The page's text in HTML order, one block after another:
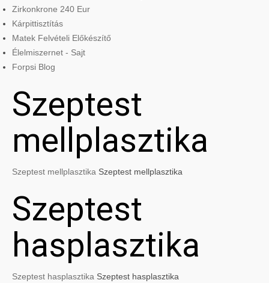
Zirkonkrone 240 Eur
Kárpittisztítás
Matek Felvételi Előkészítő
Élelmiszernet - Sajt
Forpsi Blog
Szeptest
mellplasztika
Szeptest mellplasztika Szeptest mellplasztika
Szeptest
hasplasztika
Szeptest hasplasztika Szeptest hasplasztika